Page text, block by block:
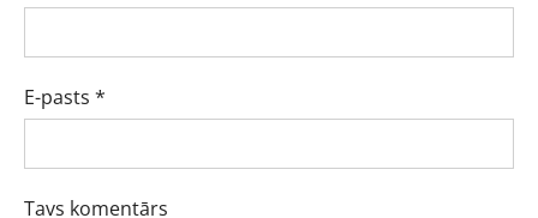
E-pasts *
Tavs komentārs